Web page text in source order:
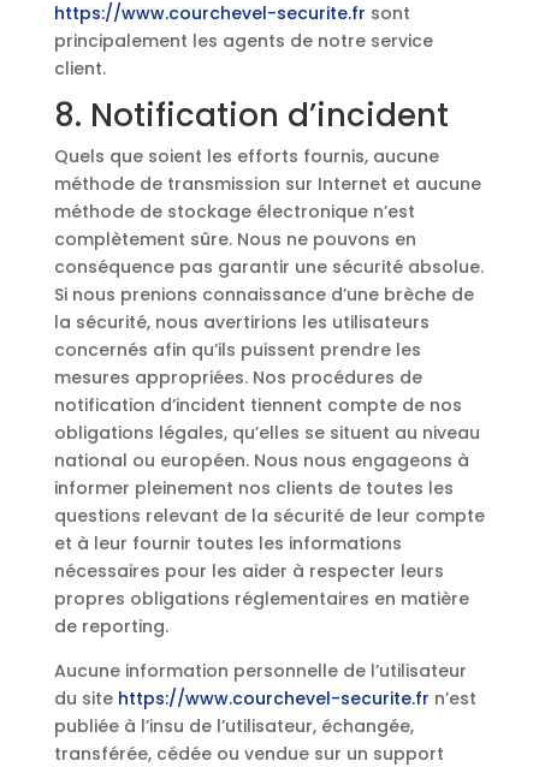
https://www.courchevel-securite.fr sont
principalement les agents de notre service
client.
8. Notification d’incident
Quels que soient les efforts fournis, aucune
méthode de transmission sur Internet et aucune
méthode de stockage électronique n’est
complètement sûre. Nous ne pouvons en
conséquence pas garantir une sécurité absolue.
Si nous prenions connaissance d’une brèche de
la sécurité, nous avertirions les utilisateurs
concernés afin qu’ils puissent prendre les
mesures appropriées. Nos procédures de
notification d’incident tiennent compte de nos
obligations légales, qu’elles se situent au niveau
national ou européen. Nous nous engageons à
informer pleinement nos clients de toutes les
questions relevant de la sécurité de leur compte
et à leur fournir toutes les informations
nécessaires pour les aider à respecter leurs
propres obligations réglementaires en matière
de reporting.
Aucune information personnelle de l’utilisateur
du site https://www.courchevel-securite.fr n’est
publiée à l’insu de l’utilisateur, échangée,
transférée, cédée ou vendue sur un support